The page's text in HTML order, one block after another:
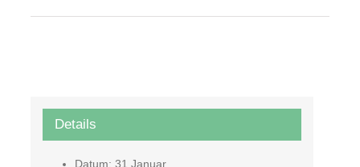
Details
Datum: 31 Januar